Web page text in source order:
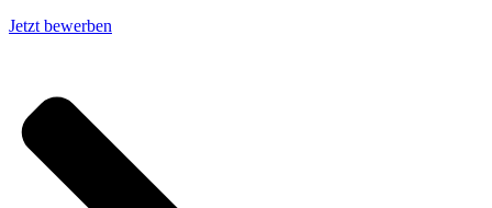
Jetzt bewerben